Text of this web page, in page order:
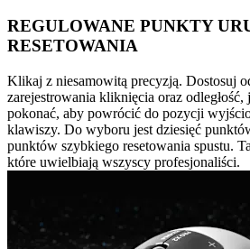
REGULOWANE PUNKTY
RESETOWANIA
Klikaj z niesamowitą precyzją. Dostosuj
zarejestrowania kliknięcia oraz
pokonać, aby powrócić do pozycji
klawiszy. Do wyboru jest dziesięć
punktów szybkiego resetowania spustu.
które uwielbiają wszyscy profesjonaliści.